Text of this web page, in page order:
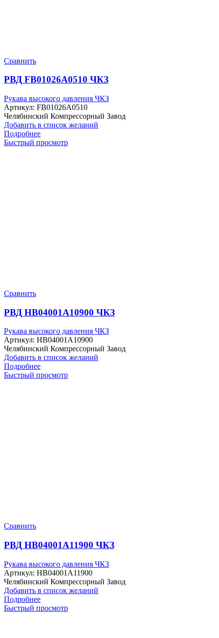
Сравнить
РВД FB01026A0510 ЧКЗ
Рукава высокого давления ЧКЗ
Артикул: FB01026A0510
Челябинский Компрессорный Завод
Добавить в список желаний
Подробнее
Быстрый просмотр
Сравнить
РВД HB04001A10900 ЧКЗ
Рукава высокого давления ЧКЗ
Артикул: HB04001A10900
Челябинский Компрессорный Завод
Добавить в список желаний
Подробнее
Быстрый просмотр
Сравнить
РВД HB04001A11900 ЧКЗ
Рукава высокого давления ЧКЗ
Артикул: HB04001A11900
Челябинский Компрессорный Завод
Добавить в список желаний
Подробнее
Быстрый просмотр